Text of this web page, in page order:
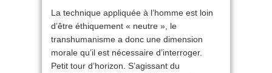
est-
il
?
La technique appliquée à l’homme est loin
d’être éthiquement « neutre », le
transhumanisme a donc une dimension
morale qu’il est nécessaire d’interroger.
Petit tour d’horizon. S’agissant du